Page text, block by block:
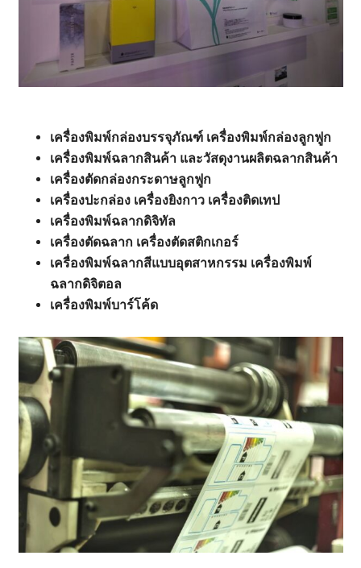
เครื่องพิมพ์กล่องบรรจุภัณฑ์ เครื่องพิมพ์กล่องลูกฟูก
เครื่องพิมพ์ฉลากสินค้า และวัสดุงานผลิตฉลากสินค้า
เครื่องตัดกล่องกระดาษลูกฟูก
เครื่องปะกล่อง เครื่องยิงกาว เครื่องติดเทป
เครื่องพิมพ์ฉลากดิจิทัล
เครื่องตัดฉลาก เครื่องตัดสติกเกอร์
เครื่องพิมพ์ฉลากสีแบบอุตสาหกรรม เครื่องพิมพ์
ฉลากดิจิตอล
เครื่องพิมพ์บาร์โค้ด